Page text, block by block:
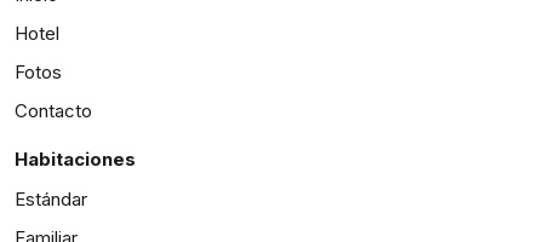
Hotel
Fotos
Contacto
Habitaciones
Estándar